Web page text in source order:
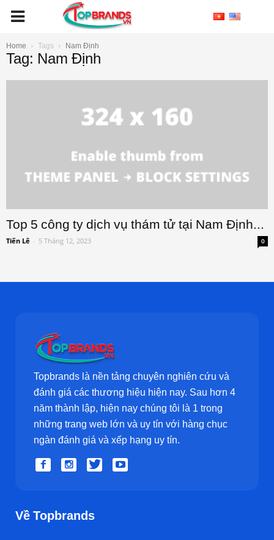
Home Tags Nam Định
Tag: Nam Định
Top 5 công ty dịch vụ thám tử tại Nam Định...
Tiến Lê - 5 Tháng 12, 2023 0
Topbrands là nền tảng chuyên nghiên cứu và
đánh giá các thương hiệu hiện nay. Sau hơn 4
năm thành lập, hiện nay chúng tôi là 1 trong
những trang web lớn và uy tín với hàng chục
ngàn đánh giá và xếp hạng uy tín.
Về Topbrands